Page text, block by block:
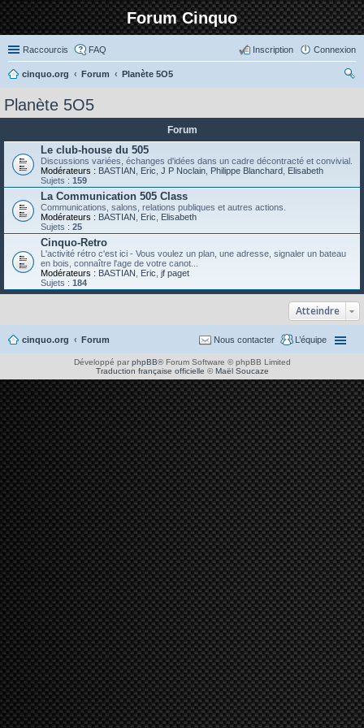
Forum Cinquo
Raccourcis FAQ Connexion
Inscription
cinquo.org Forum
Planète 5O5
Planète 5O5
Forum
Le club-house du 505
Discussions variées, échanges d'idées dans un cadre décontracté et convivial.
Modérateurs : BASTIAN Eric J P Noclain Philippe Blanchard Elisabeth
Sujets : 159
La Communication 505 Class
Communications, salons, relations publiques et autres actions.
Modérateurs : BASTIAN Eric
Elisabeth
Sujets : 25
Cinquo-Retro
L'activité rétro c'est ici - Vous voulez un plan, une adresse, signaler un bateau
en bois, connaître l'age de votre canot...
Modérateurs : BASTIAN Eric jf paget
Sujets : 184
Atteindre
cinquo.org Forum L’équipe
Nous contacter
Développé par phpBB® Forum Software © phpBB Limited
Traduction française officielle ©Maël Soucaze